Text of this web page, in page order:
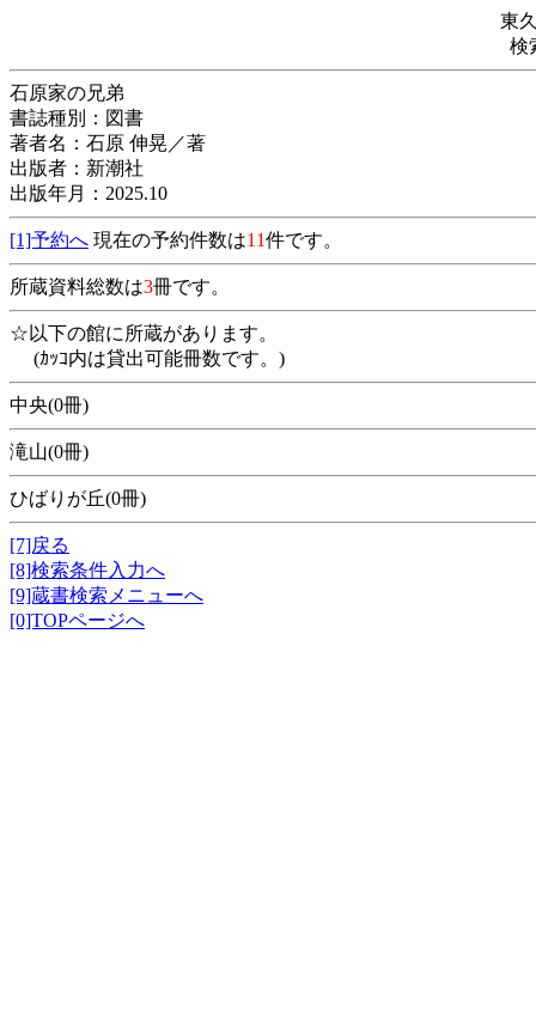
東
検
石原家の兄弟
書誌種別：図書
著者名：石原 伸晃／著
出版者：新潮社
出版年月：2025.10
[1]予約へ 現在の予約件数は11件です。
所蔵資料総数は3冊です。
☆以下の館に所蔵があります。
(ｶｯｺ内は貸出可能冊数です。)
中央(0冊)
滝山(0冊)
ひばりが丘(0冊)
[7]戻る
[8]検索条件入力へ
[9]蔵書検索メニューへ
[0]TOPページへ